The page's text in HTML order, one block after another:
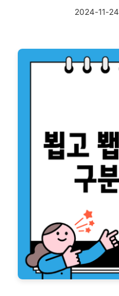
2024-11-24